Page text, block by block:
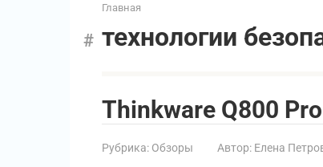
Главная
технологии
Thinkware Q800
Рубрика: Обзоры Автор: Елена